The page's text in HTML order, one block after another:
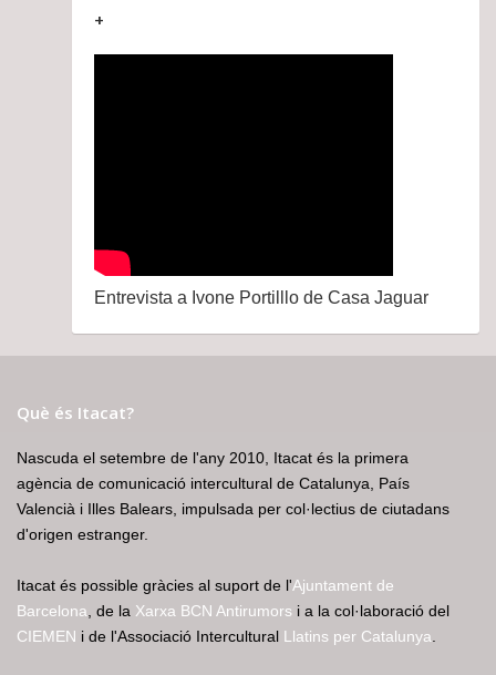
+
Entrevista a Ivone Portilllo de Casa Jaguar
Què és Itacat?
Nascuda el setembre de l'any 2010, Itacat és la primera
agència de comunicació intercultural de Catalunya, País
Valencià i Illes Balears, impulsada per col·lectius de ciutadans
d'origen estranger.
Itacat és possible gràcies al suport de l'Ajuntament de
Barcelona , de la Xarxa BCN Antirumors i a la col·laboració del
CIEMEN i de l'Associació Intercultural Llatins per Catalunya